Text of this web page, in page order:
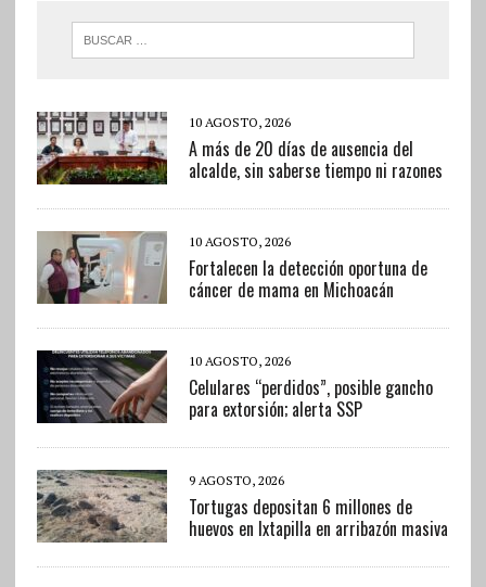
10 AGOSTO, 2026
A más de 20 días de ausencia del
alcalde, sin saberse tiempo ni razones
10 AGOSTO, 2026
Fortalecen la detección oportuna de
cáncer de mama en Michoacán
10 AGOSTO, 2026
Celulares “perdidos”, posible gancho
para extorsión; alerta SSP
9 AGOSTO, 2026
Tortugas depositan 6 millones de
huevos en Ixtapilla en arribazón masiva